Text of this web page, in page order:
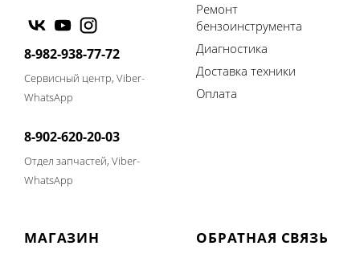
8-982-938-77-72
Сервисный центр, Viber-
WhatsApp
8-902-620-20-03
Отдел запчастей, Viber-
WhatsApp
Ремонт
бензоинструмента
Диагностика
Доставка техники
Оплата
МАГАЗИН ОБРАТНАЯ СВЯЗЬ